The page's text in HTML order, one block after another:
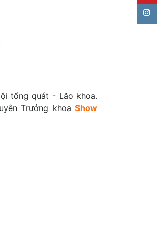
tổng quát - Lão khoa.
Trưởng khoa Show